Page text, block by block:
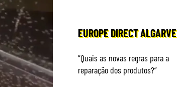
EUROPE DIRECT ALGARVE
“Quais as novas regras para a
reparação dos produtos?”